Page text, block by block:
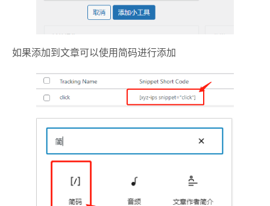
如果添加到文章可以使用简码进行添加